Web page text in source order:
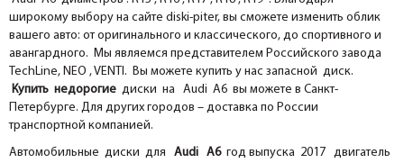
широкому выбору на сайте diski-piter, вы сможете изменить облик
вашего авто: от оригинального и классического, до спортивного и
авангардного. Мы являемся представителем Российского завода
TechLine, NEO , VENTI. Вы можете купить у нас запасной диск.
Купить недорогие диски на Audi A6 вы можете в Санкт-
Петербурге. Для других городов – доставка по России
транспортной компанией.
Автомобильные диски для
Audi A6год выпуска 2017 двигатель